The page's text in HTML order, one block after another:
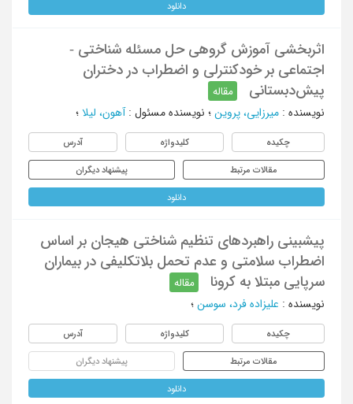
دانلود
اثربخشی آموزش گروهی حل مسئله شناختی -
اجتماعی بر خودکنترلی و اضطراب در دختران
پیش‌دبستانی
مقاله
نویسنده : میرزایی، پروین ؛ نویسنده مسئول : آهون، لیلا ؛
چکیده کلیدواژه آدرس
مقالات مرتبط پیشنهاد دیگران
دانلود
پیش‏بینی راهبردهای تنظیم شناختی هیجان بر اساس
اضطراب سلامتی و عدم تحمل بلاتکلیفی در بیماران
سرپایی مبتلا به کرونا
مقاله
نویسنده : علیزاده فرد، سوسن ؛
چکیده کلیدواژه آدرس
مقالات مرتبط پیشنهاد دیگران
دانلود